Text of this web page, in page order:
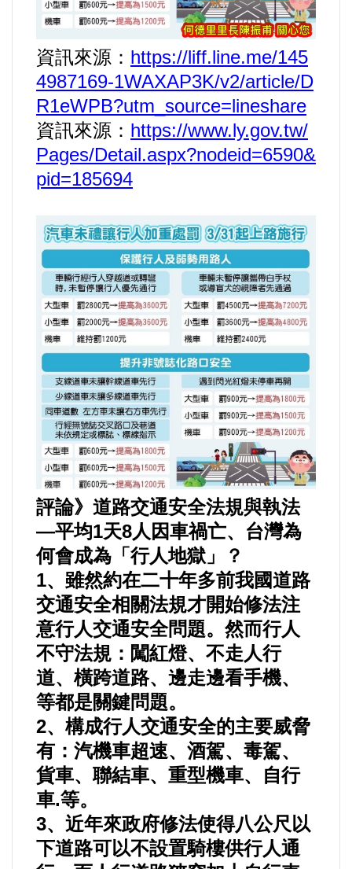
健康/養生
命理/信仰/宗教/宮廟/教會
演講/發表會/論壇/研討會
內政/社會/福利/弱勢/慈善
國際/全球
環境/資源/能源
交通運輸
中美台
正能量
餐飲美食
蔬/素食
法制/司法/監督
防災/救災
考試/監察
國安/國防/外交
自然/地理/景觀/地球
都市發展與都市建設
財務金融/稅制改革
選舉/民調
觀光旅遊
資訊來源： https://liff.line.me/145
4987169-1WAXAP3K/v2/article/D
R1eWPB?utm_source=lineshare
資訊來源： https://www.ly.gov.tw/
Pages/Detail.aspx?nodeid=6590&
pid=185694
評論》道路交通安全法規與執法
—平均1天8人因車禍亡、台灣為
何會成為「行人地獄」？
1、雖然約在二十年多前我國道路
交通安全相關法規才開始修法注
意行人交通安全問題。然而行人
不守法規：闖紅燈、不走人行
道、橫跨道路、邊走邊看手機、
等都是關鍵問題。
2、構成行人交通安全的主要威脅
有：汽機車超速、酒駕、毒駕、
貨車、聯結車、重型機車、自行
車.等。
3、近年來政府修法使得八公尺以
下道路可以不設置騎樓供行人通